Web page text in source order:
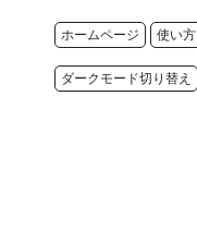
ホームページ 使い方
ダークモード切り替え